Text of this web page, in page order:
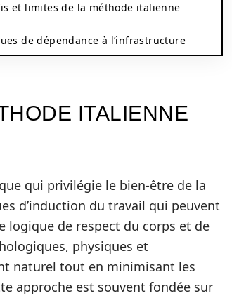
et limites de la méthode italienne
de dépendance à l’infrastructure
ITALIENNE
qui privilégie le bien-être de la
d’induction du travail qui peuvent
logique de respect du corps et de
physiques et
naturel tout en minimisant les
approche est souvent fondée sur